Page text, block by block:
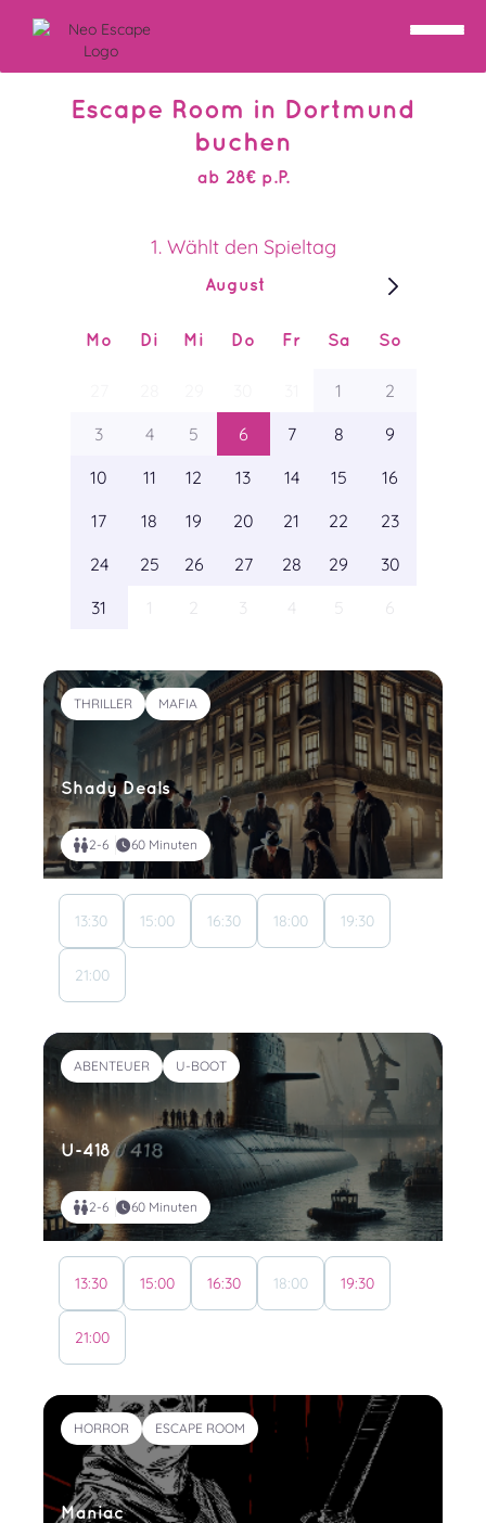
Escape Room in Dortmund
buchen
ab 28€ p.P.
1. Wählt den Spieltag
August
Mo Di Mi Do Fr Sa So
1
2
3
4 5 6 7 8
9
10
11 12 13 14 15
16
17
18 19 20 21 22
23
24
25 26 27 28 29
30
31
1 2 3 4 6
THRILLER MAFIA
Shady Deals
2-6 60 Minuten
13:30 15:00 16:30 18:00 19:30
21:00
ABENTEUER U-BOOT
U-418
2-6 60 Minuten
13:30 15:00 16:30 18:00 19:30
21:00
HORROR ESCAPE ROOM
Maniac